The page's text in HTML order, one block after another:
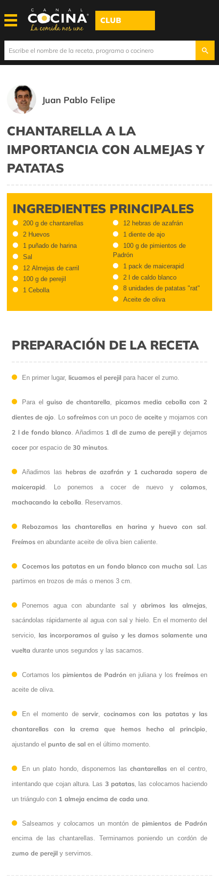
CLUB
Juan Pablo Felipe
CHANTARELLA A LA
IMPORTANCIA CON ALMEJAS Y
PATATAS
INGREDIENTES PRINCIPALES
200 g de chantarellas
2 Huevos
1 puñado de harina
Sal
12 Almejas de carril
100 g de perejil
1 Cebolla
12 hebras de azafrán
1 diente de ajo
100 g de pimientos de
Padrón
1 pack de maicerapid
2 l de caldo blanco
8 unidades de patatas "rat"
Aceite de oliva
PREPARACIÓN DE LA RECETA
En primer lugar, licuamos el perejil para hacer el zumo.
Para elguiso de chantarella, picamos media cebolla con 2
dientes de ajo. Lo sofreímos con un poco de aceite y mojamos con
2 l de fondo blanco. Añadimos 1 dl de zumo de perejily dejamos
cocer por espacio de 30 minutos.
Añadimos las hebras de azafrán y 1 cucharada sopera de
maicerapid. Lo ponemos a cocer de nuevo y colamos,
machacando la cebolla. Reservamos.
Rebozamos las chantarellas en harina y huevo con sal.
Freímos en abundante aceite de oliva bien caliente.
Cocemos las patatas en un fondo blanco con mucha sal. Las
partimos en trozos de más o menos 3 cm.
Ponemos agua con abundante sal yabrimos las almejas,
sacándolas rápidamente al agua con sal y hielo. En el momento del
servicio, las incorporamos al guiso y les damos solamente una
vuelta durante unos segundos y las sacamos.
Cortamos los pimientos de Padrón en juliana y los freímos en
aceite de oliva.
En el momento de servir, cocinamos con las patatas y las
chantarellas con la crema que hemos hecho al principio,
ajustando el punto de sal en el último momento.
En un plato hondo, disponemos laschantarellas en el centro,
intentando que cojan altura. Las 3 patatas, las colocamos haciendo
un triángulo con 1 almeja encima de cada una.
Salseamos y colocamos un montón de pimientos de Padrón
encima de las chantarellas. Terminamos poniendo un cordón de
zumo de perejil y servimos.